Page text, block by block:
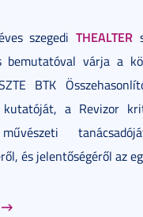
szegediTHEALTER
bemutatóval várja a
BTK
a Revizor
művészeti
és jelentőségéről az